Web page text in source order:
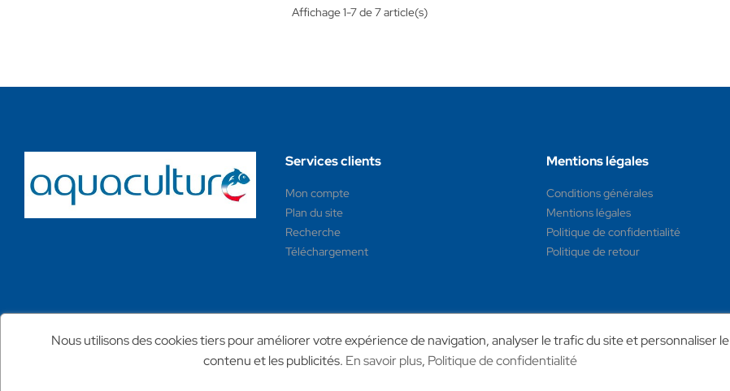
Affichage 1-7 de 7 article(s)
Services clients
Mon compte
Plan du site
Recherche
Téléchargement
Mentions légales
Conditions générales
Mentions légales
Politique de confidentialité
Politique de retour
tout droit réservé
Nous utilisons des cookies tiers pour améliorer votre expérience de navigation, analyser le trafic du site et personnaliser le
contenu et les publicités. En savoir plus, Politique de confidentialité